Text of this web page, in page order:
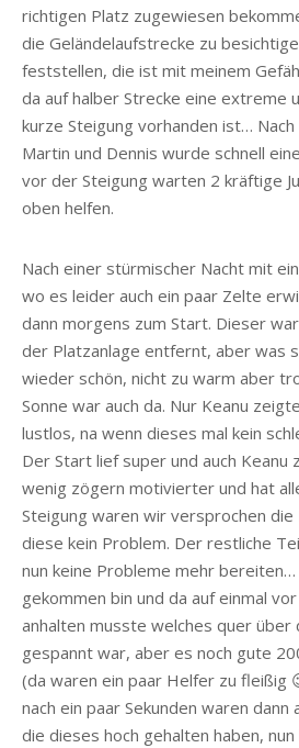
richtigen Platz zugewiesen
die Geländelaufstrecke zu
feststellen, die ist mit meinem
da auf halber Strecke eine extreme
kurze Steigung vorhanden ist…
Martin und Dennis wurde schnell
vor der Steigung warten 2 kräftige
oben helfen.
Nach einer stürmischer Nacht mit
wo es leider auch ein paar Zelte
dann morgens zum Start. Dieser
der Platzanlage entfernt, aber was
wieder schön, nicht zu warm aber
Sonne war auch da. Nur Keanu
lustlos, na wenn dieses mal kein
Der Start lief super und auch Keanu
wenig zögern motivierter und hat
Steigung waren wir versprochen
diese kein Problem. Der restliche
nun keine Probleme mehr bereiten…
gekommen bin und da auf einmal
anhalten musste welches quer über
gespannt war, aber es noch gute
(da waren ein paar Helfer zu fleißig
nach ein paar Sekunden waren dann
die dieses hoch gehalten haben,